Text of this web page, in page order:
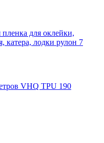
VHQ TPU 190